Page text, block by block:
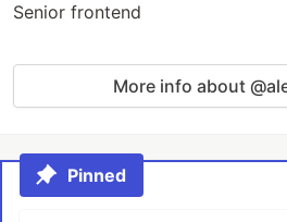
Senior frontend
More info about
Pinned